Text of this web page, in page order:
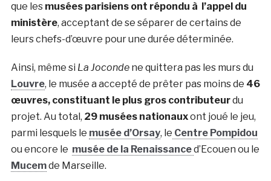
que les musées parisiens ont répondu à l’appel du
ministère, acceptant de se séparer de certains de
leurs chefs-d’œuvre pour une durée déterminée.
Ainsi, même si La Jocondene quittera pas les murs du
Louvre, le musée a accepté de prêter pas moins de 46
œuvres, constituant le plus gros contributeurdu
projet. Au total, 29 musées nationauxont joué le jeu,
parmi lesquels le musée d’Orsay, le Centre Pompidou
ou encore le musée de la Renaissanced’Ecouen ou le
Mucemde Marseille.